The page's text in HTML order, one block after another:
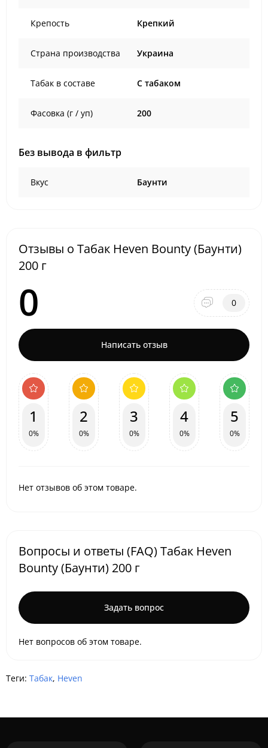
Крепость Крепкий
Страна производства Украина
Табак в составе C табаком
Фасовка (г / уп) 200
Без вывода в фильтр
Вкус Баунти
Отзывы о Табак Heven Bounty (Баунти)
200 г
0 0
Написать отзыв
1
0%
2
0%
3
0%
4
0%
5
0%
Нет отзывов об этом товаре.
Вопросы и ответы (FAQ) Табак Heven
Bounty (Баунти) 200 г
Задать вопрос
Нет вопросов об этом товаре.
Теги: Табак, Heven